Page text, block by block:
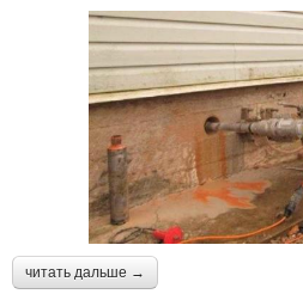
читать дальше →